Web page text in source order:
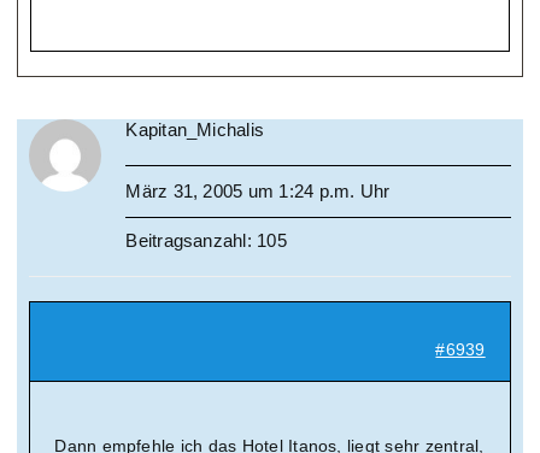
Kapitan_Michalis
März 31, 2005 um 1:24 p.m. Uhr
Beitragsanzahl: 105
#6939
Dann empfehle ich das Hotel Itanos, liegt sehr zentral,